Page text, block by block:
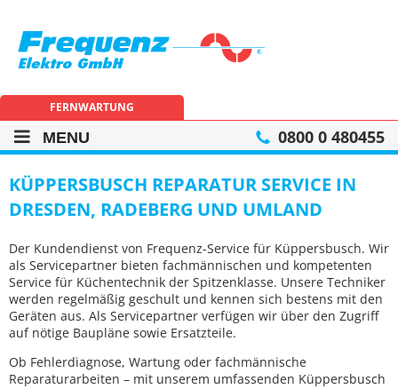
Frequenz
Elektro
0800 0 480455
FERNWARTUNG
MENU
KÜPPERSBUSCH REPARATUR SERVICE IN
DRESDEN, RADEBERG UND UMLAND
Der Kundendienst von Frequenz-Service für Küppersbusch. Wir
als Servicepartner bieten fachmännischen und kompetenten
Service für Küchentechnik der Spitzenklasse. Unsere Techniker
werden regelmäßig geschult und kennen sich bestens mit den
Geräten aus. Als Servicepartner verfügen wir über den Zugriff
auf nötige Baupläne sowie Ersatzteile.
Ob Fehlerdiagnose, Wartung oder fachmännische
Reparaturarbeiten – mit unserem umfassenden Küppersbusch